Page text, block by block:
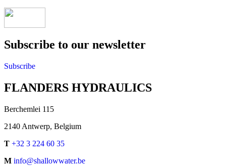
Subscribe to our newsletter
Subscribe
FLANDERS HYDRAULICS
Berchemlei 115
2140 Antwerp, Belgium
T +32 3 224 60 35
M info@shallowwater.be